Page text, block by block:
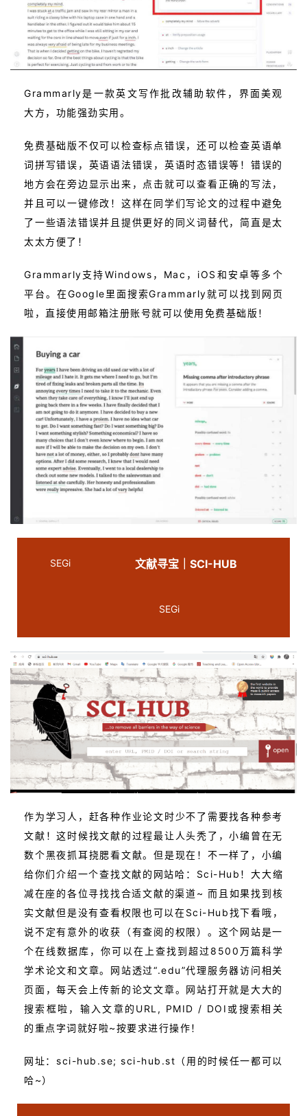
Grammarly是一款英文写作批改辅助软件，界面美观
大方，功能强劲实用。
免费基础版不仅可以检查标点错误，还可以检查英语单
词拼写错误，英语语法错误，英语时态错误等！错误的
地方会在旁边显示出来，点击就可以查看正确的写法，
并且可以一键修改！这样在同学们写论文的过程中避免
了一些语法错误并且提供更好的同义词替代，简直是太
太太方便了！
Grammarly支持Windows，Mac，iOS和安卓等多个
平台。在Google里面搜索Grammarly就可以找到网页
啦，直接使用邮箱注册账号就可以使用免费基础版！
SEGi 文献寻宝｜SCI-HUB
SEGi
作为学习人，赶各种作业论文时少不了需要找各种参考
文献！这时候找文献的过程最让人头秃了，小编曾在无
数个黑夜抓耳挠腮看文献。但是现在！不一样了，小编
给你们介绍一个查找文献的网站哈：Sci-Hub！大大缩
减在座的各位寻找找合适文献的渠道~ 而且如果找到核
实文献但是没有查看权限也可以在Sci-Hub找下看哦，
说不定有意外的收获（有查阅的权限）。这个网站是一
个在线数据库，你可以在上查找到超过8500万篇科学
学术论文和文章。网站透过“.edu”代理服务器访问相关
页面，每天会上传新的论文文章。网站打开就是大大的
搜索框啦，输入文章的URL, PMID / DOI或搜索相关
的重点字词就好啦~按要求进行操作！
网址：sci-hub.se; sci-hub.st（用的时候任一都可以
哈~）